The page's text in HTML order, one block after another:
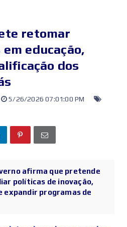
retomar
educação,
dos
5/26/2026 07:01:00 PM
afirma que pretende
políticas de inovação,
programas de